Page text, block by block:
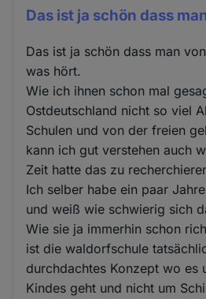
Das ist ja schön dass
Das ist ja schön dass man
was hört.
Wie ich ihnen schon mal
Ostdeutschland nicht so viel
Schulen und von der freien
kann ich gut verstehen auch
Zeit hatte das zu
Ich selber habe ein paar
und weiß wie schwierig sich
Wie sie ja immerhin schon
ist die waldorfschule
durchdachtes Konzept wo es
Kindes geht und nicht um